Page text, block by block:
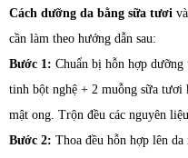
Cách dưỡng da bằng sữa tươi
cần làm theo hướng dẫn sau:
Bước 1: Chuẩn bị hỗn hợp dưỡng
tinh bột nghệ + 2 muỗng sữa
mật ong. Trộn đều các nguyên
Bước 2: Thoa đều hỗn hợp lên